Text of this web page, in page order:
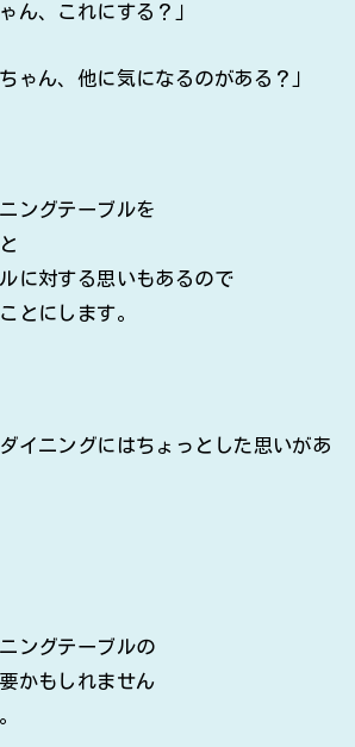
ん、これにする？」
ゃん、他に気になるのがある？」
ングテーブルを
に対する思いもあるので
とにします。
イニングにはちょっとした思いがあ
ングテーブルの
かもしれません